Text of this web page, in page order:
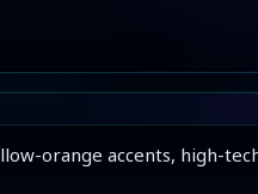
orange accents, high-